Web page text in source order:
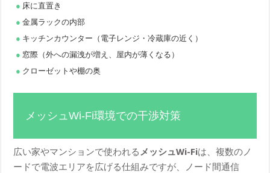
床に直置き
金属ラックの内部
キッチンカウンター（電子レンジ・冷蔵庫の近く）
窓際（外への漏洩が増え、屋内が薄くなる）
クローゼットや棚の奥
メッシュWi-Fi環境での干渉対策
広い家やマンションで使われるメッシュWi-Fiは、複数のノ
ードで電波エリアを広げる仕組みですが、ノード間通信